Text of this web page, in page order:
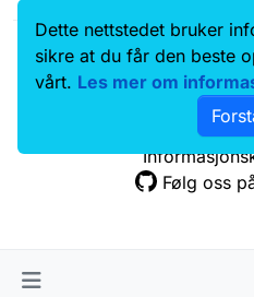
Data.norge.no
Samtykke og
Følg oss
Dette nettstedet bruker
sikre at du får den beste
vårt. Les mer om